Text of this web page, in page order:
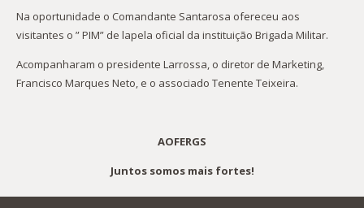
Na oportunidade o Comandante Santarosa ofereceu aos
visitantes o ” PIM” de lapela oficial da instituição Brigada Militar.
Acompanharam o presidente Larrossa, o diretor de Marketing,
Francisco Marques Neto, e o associado Tenente Teixeira.
AOFERGS
Juntos somos mais fortes!